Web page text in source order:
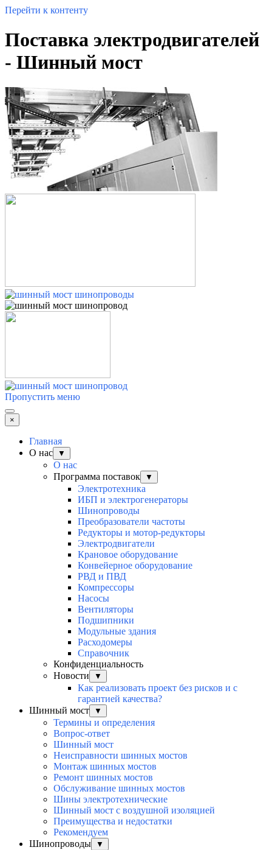
Перейти к контенту
Поставка электродвигателей
- Шинный мост
Пропустить меню
×
Главная
О нас
▼
О нас
Программа поставок
▼
Электротехника
ИБП и электрогенераторы
Шинопроводы
Преобразователи частоты
Редукторы и мотор-редукторы
Электродвигатели
Крановое оборудование
Конвейерное оборудование
РВД и ПВД
Компрессоры
Насосы
Вентиляторы
Подшипники
Модульные здания
Расходомеры
Справочник
Конфиденциальность
Новости
▼
Как реализовать проект без рисков и с
гарантией качества?
Шинный мост
▼
Термины и определения
Вопрос-ответ
Шинный мост
Неисправности шинных мостов
Монтаж шинных мостов
Ремонт шинных мостов
Обслуживание шинных мостов
Шины электротехнические
Шинный мост с воздушной изоляцией
Преимущества и недостатки
Рекомендуем
Шинопроводы
▼